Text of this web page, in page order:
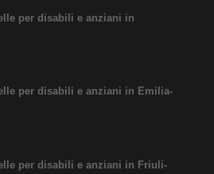
per disabili e anziani in
per disabili e anziani in Emilia-
per disabili e anziani in Friuli-